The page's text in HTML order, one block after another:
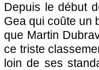
Depuis le début
Gea qui coûte un
que Martin
ce triste
loin de ses